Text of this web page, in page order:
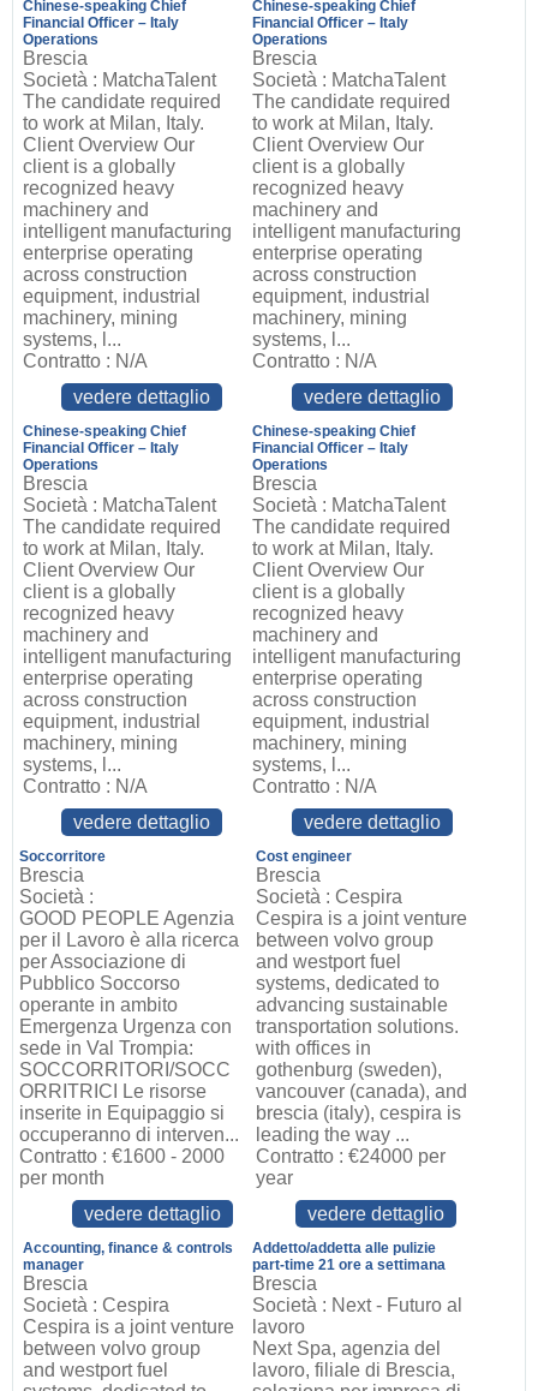
Chinese-speaking Chief
Financial Officer – Italy
Operations
Brescia
Società : MatchaTalent
The candidate required
to work at Milan, Italy.
Client Overview Our
client is a globally
recognized heavy
machinery and
intelligent manufacturing
enterprise operating
across construction
equipment, industrial
machinery, mining
systems, l...
Contratto : N/A
vedere dettaglio
Chinese-speaking Chief
Financial Officer – Italy
Operations
Brescia
Società : MatchaTalent
The candidate required
to work at Milan, Italy.
Client Overview Our
client is a globally
recognized heavy
machinery and
intelligent manufacturing
enterprise operating
across construction
equipment, industrial
machinery, mining
systems, l...
Contratto : N/A
vedere dettaglio
Chinese-speaking Chief
Financial Officer – Italy
Operations
Brescia
Società : MatchaTalent
The candidate required
to work at Milan, Italy.
Client Overview Our
client is a globally
recognized heavy
machinery and
intelligent manufacturing
enterprise operating
across construction
equipment, industrial
machinery, mining
systems, l...
Contratto : N/A
vedere dettaglio
Chinese-speaking Chief
Financial Officer – Italy
Operations
Brescia
Società : MatchaTalent
The candidate required
to work at Milan, Italy.
Client Overview Our
client is a globally
recognized heavy
machinery and
intelligent manufacturing
enterprise operating
across construction
equipment, industrial
machinery, mining
systems, l...
Contratto : N/A
vedere dettaglio
Soccorritore
Brescia
Società :
GOOD PEOPLE Agenzia
per il Lavoro è alla ricerca
per Associazione di
Pubblico Soccorso
operante in ambito
Emergenza Urgenza con
sede in Val Trompia:
SOCCORRITORI/SOCC
ORRITRICI Le risorse
inserite in Equipaggio si
occuperanno di interven...
Contratto : €1600 - 2000
per month
vedere dettaglio
Cost engineer
Brescia
Società : Cespira
Cespira is a joint venture
between volvo group
and westport fuel
systems, dedicated to
advancing sustainable
transportation solutions.
with offices in
gothenburg (sweden),
vancouver (canada), and
brescia (italy), cespira is
leading the way ...
Contratto : €24000 per
year
vedere dettaglio
Accounting, finance & controls
manager
Brescia
Società : Cespira
Cespira is a joint venture
between volvo group
and westport fuel
Addetto/addetta alle pulizie
part-time 21 ore a settimana
Brescia
Società : Next - Futuro al
lavoro
Next Spa, agenzia del
lavoro, filiale di Brescia,